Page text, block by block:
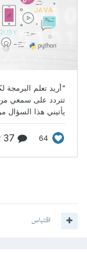
اقتباس